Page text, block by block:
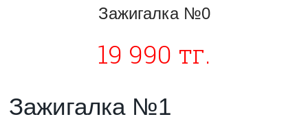
Зажигалка №0
19 990 тг.
Зажигалка №1